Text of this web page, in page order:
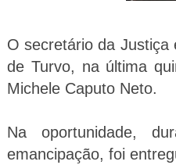
O secretário da Justiça
de Turvo, na última
Michele Caputo Neto.
Na oportunidade,
emancipação, foi